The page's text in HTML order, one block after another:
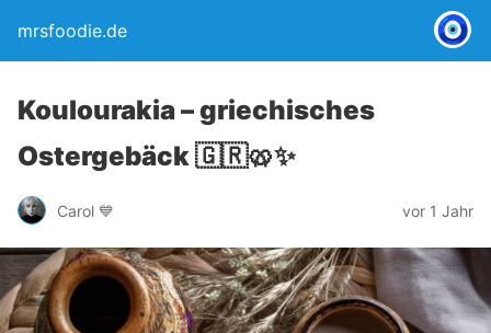
mrsfoodie.de
Koulourakia – griechisches
Ostergebäck 🇬🇷🥨✨
Carol 💙 vor 1 Jahr